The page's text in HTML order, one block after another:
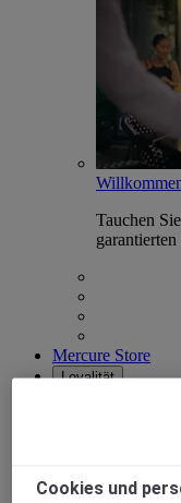
Tauchen
Mercure Store
Loyalität
Cookies und